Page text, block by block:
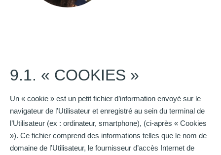
9.1. « COOKIES »
Un « cookie » est un petit fichier d’information envoyé sur le
navigateur de l’Utilisateur et enregistré au sein du terminal de
l’Utilisateur (ex : ordinateur, smartphone), (ci-après « Cookies
»). Ce fichier comprend des informations telles que le nom de
domaine de l’Utilisateur, le fournisseur d’accès Internet de